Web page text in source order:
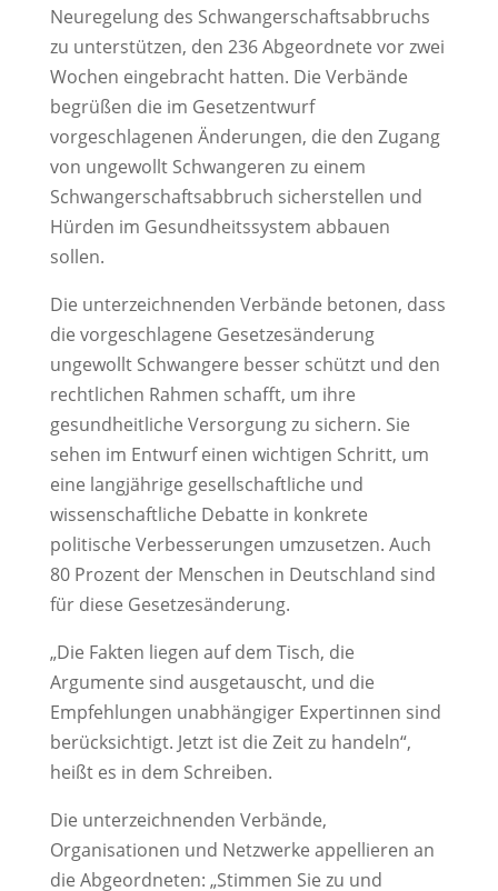
Neuregelung des Schwangerschaftsabbruchs
zu unterstützen, den 236 Abgeordnete vor zwei
Wochen eingebracht hatten. Die Verbände
begrüßen die im Gesetzentwurf
vorgeschlagenen Änderungen, die den Zugang
von ungewollt Schwangeren zu einem
Schwangerschaftsabbruch sicherstellen und
Hürden im Gesundheitssystem abbauen
sollen.
Die unterzeichnenden Verbände betonen, dass
die vorgeschlagene Gesetzesänderung
ungewollt Schwangere besser schützt und den
rechtlichen Rahmen schafft, um ihre
gesundheitliche Versorgung zu sichern. Sie
sehen im Entwurf einen wichtigen Schritt, um
eine langjährige gesellschaftliche und
wissenschaftliche Debatte in konkrete
politische Verbesserungen umzusetzen. Auch
80 Prozent der Menschen in Deutschland sind
für diese Gesetzesänderung.
„Die Fakten liegen auf dem Tisch, die
Argumente sind ausgetauscht, und die
Empfehlungen unabhängiger Expertinnen sind
berücksichtigt. Jetzt ist die Zeit zu handeln“,
heißt es in dem Schreiben.
Die unterzeichnenden Verbände,
Organisationen und Netzwerke appellieren an
die Abgeordneten: „Stimmen Sie zu und